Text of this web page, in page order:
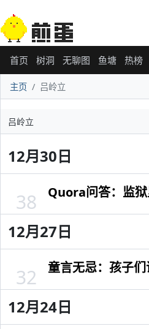
首页 树洞 无聊图 鱼塘 热榜
主页 吕岭立
吕岭立
12月30日
Quora问答：监
38
12月27日
童言无忌：孩子
32
12月24日